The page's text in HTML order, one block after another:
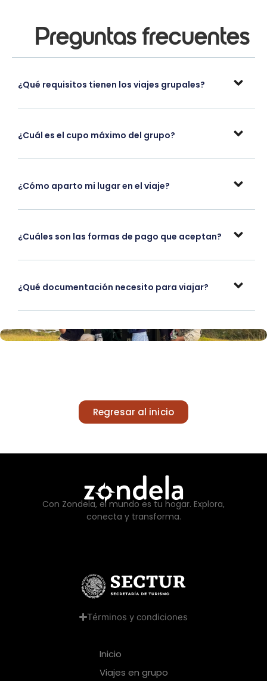
Preguntas frecuentes
¿Qué requisitos tienen los viajes grupales?
¿Cuál es el cupo máximo del grupo?
¿Cómo aparto mi lugar en el viaje?
¿Cuáles son las formas de pago que aceptan?
¿Qué documentación necesito para viajar?
Regresar al inicio
Con Zondela, el mundo es tu hogar. Explora,
conecta y transforma.
Términos y condiciones
Inicio
Viajes en grupo